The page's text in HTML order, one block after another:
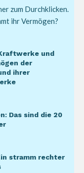
zum Durchklicken.
ihr Vermögen?
und
der
ihrer
Das sind die 20
stramm rechter